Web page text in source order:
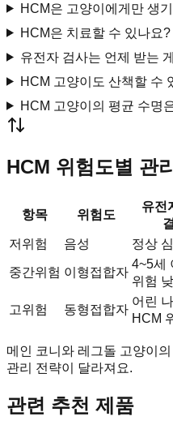
HCM은 고양이에게만 생
HCM은 치료할 수 있나요?
유전자 검사는 언제 받는
HCM 고양이도 산책할 수
HCM 고양이의 평균 수명
HCM 위험도별 관
항목 위험도
유전
저위험 음성 정상
중간위험 이형접합자
4~5세
위험
고위험 동형접합자
어린
HCM
메인 코니와 레그돌 고양이
관리 전략이 달라져요.
관련 추천 제품